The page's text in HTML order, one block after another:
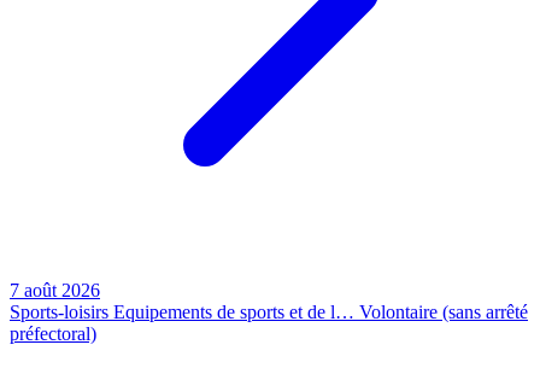
7 août 2026
Sports-loisirs Equipements de sports et de l… Volontaire (sans arrêté
préfectoral)